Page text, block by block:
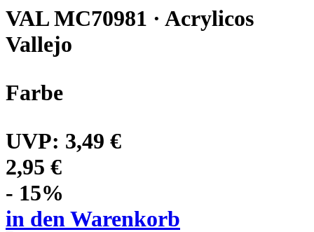
VAL MC70981 · Acrylicos
Vallejo
Farbe
UVP: 3,49 €
2,95 €
- 15%
in den Warenkorb